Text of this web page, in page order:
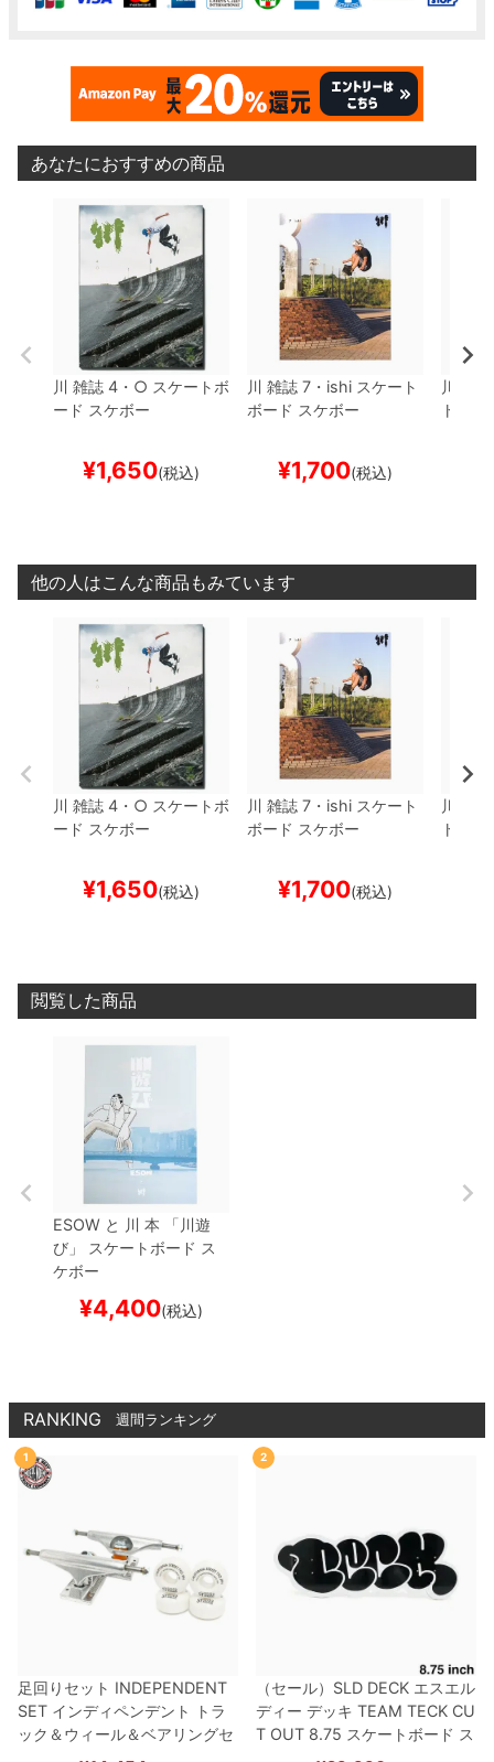
あなたにおすすめの商品
川 雑誌 4・○ スケートボ
ード スケボー
¥1,650(税込)
川 雑誌 7・ishi スケート
ボード スケボー
¥1,700(税込)
川
トボ
他の人はこんな商品もみています
川 雑誌 4・○ スケートボ
ード スケボー
¥1,650(税込)
川 雑誌 7・ishi スケート
ボード スケボー
¥1,700(税込)
川
トボ
閲覧した商品
ESOW と 川 本 「川遊
び」
スケートボード ス
ケボー
¥4,400(税込)
RANKING 週間ランキング
1
足回りセット INDEPENDENT
SET インディペンデント
トラ
ック＆ウィール＆ベアリングセ
（トリック用）
2
（セール） SLD DECK エスエル
ディー デッキ TEAM TECK CU
T OUT 8.75 スケートボード ス